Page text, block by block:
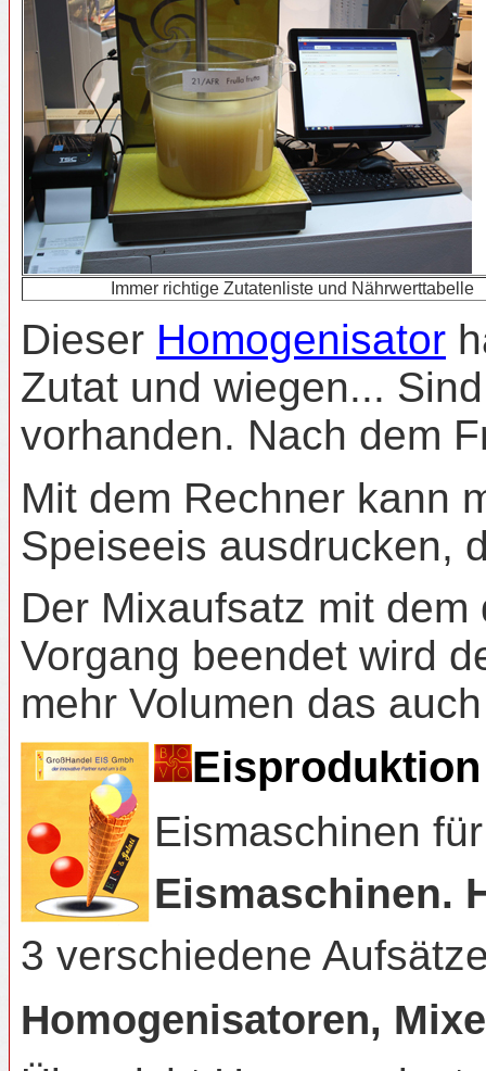
Immer richtige Zutatenliste und Nährwerttabelle
Dieser Homogenisator
Zutat und wiegen...
vorhanden. Nach dem
Mit dem Rechner kann
Speiseeis ausdrucken,
Der Mixaufsatz mit
Vorgang beendet wird
mehr Volumen das
Eismaschinen
Eismaschinen.
3 verschiedene
Homogenisatoren,